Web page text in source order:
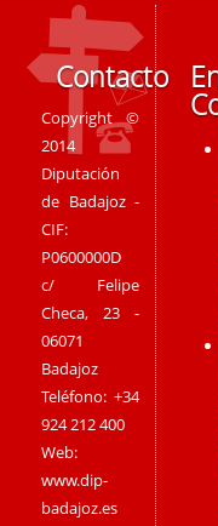
Contacto
Copyright ©
2014
Diputación
de Badajoz -
CIF:
P0600000D
c/ Felipe
Checa, 23 -
06071
Badajoz
Teléfono: +34
924 212 400
Web:
www.dip-
badajoz.es
Entidades